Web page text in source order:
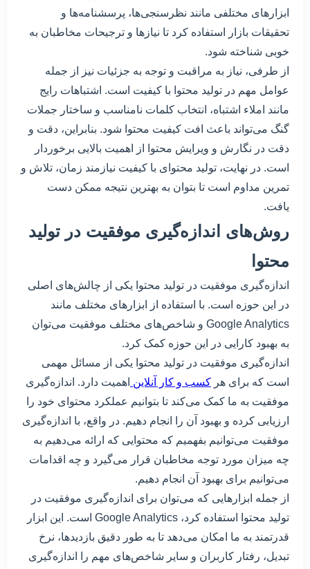
ابزارهای مختلفی مانند نظرسنجی‌ها، پرسشنامه‌ها و
تحقیقات بازار استفاده کرد تا نیازها و ترجیحات مخاطبان به
خوبی شناخته شود.
از طرفی، نیاز به مراقبت و توجه به جزئیات نیز از جمله
عوامل مهم در تولید محتوا با کیفیت است. اشتباهات رایج
مانند املاء اشتباه، انتخاب کلمات نامناسب و ساختار جملات
گنگ می‌تواند باعث افت کیفیت محتوا شود. بنابراین، دقت و
دقت در نگارش و ویرایش محتوا از اهمیت بالایی برخوردار
است. در نهایت، تولید محتوای با کیفیت نیازمند زمان، تلاش و
تمرین مداوم است تا بتوان به بهترین نتیجه ممکن دست
یافت.
روش‌های اندازه‌گیری موفقیت در تولید
محتوا
اندازه‌گیری موفقیت در تولید محتوا یکی از چالش‌های اصلی
در این حوزه است. با استفاده از ابزارهای مختلف مانند
Google Analytics و شاخص‌های مختلف موفقیت می‌توان
به بهبود کارایی در این حوزه کمک کرد.
اندازه‌گیری موفقیت در تولید محتوا یکی از مسائل مهمی
است که برای هر کسب و کار آنلاین اهمیت دارد. اندازه‌گیری
موفقیت به ما کمک می‌کند تا بتوانیم عملکرد محتوای خود را
ارزیابی کرده و بهبود آن را انجام دهیم. در واقع، با اندازه‌گیری
موفقیت می‌توانیم بفهمیم که محتوایی که ارائه می‌دهیم به
چه میزان مورد توجه مخاطبان قرار می‌گیرد و چه اقدامات
می‌توانیم برای بهبود آن انجام دهیم.
از جمله ابزارهایی که می‌توان برای اندازه‌گیری موفقیت در
تولید محتوا استفاده کرد، Google Analytics است. این ابزار
قدرتمند به ما امکان می‌دهد تا به طور دقیق بازدیدها، نرخ
تبدیل، رفتار کاربران و سایر شاخص‌های مهم را اندازه‌گیری